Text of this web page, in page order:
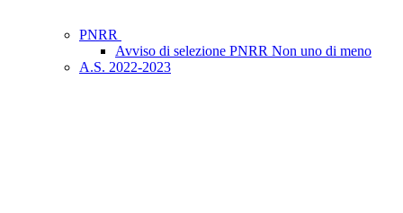
PNRR
Avviso di selezione PNRR Non uno di meno
A.S. 2022-2023